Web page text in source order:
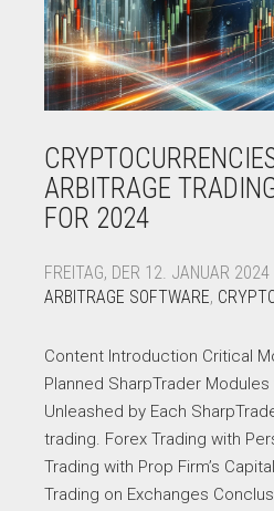
ARBITRAGE
FOR 2024
FREITAG, DER 12. JANUAR
ARBITRAGE SOFTWARE,
Content Introduction Critical
Planned SharpTrader
Unleashed by Each
trading. Forex Trading with
Trading with Prop Firm’s
Trading on Exchanges